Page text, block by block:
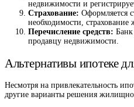
недвижимости и
Страхование: Оформляется
необходимости,
Перечисление средств: Банк
продавцу недвижимости.
Альтернативы ипотеке
Несмотря на привлекательность
другие варианты решения